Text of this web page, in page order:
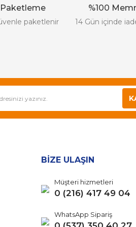
paketlenir
%100
14 Gün içinde
BİZE ULAŞIN
Müşteri hizmetleri
0 (216) 417 49 04
WhatsApp Sipariş